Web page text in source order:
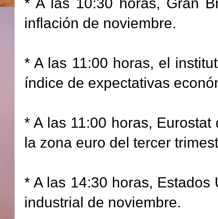
inflación de noviembre.
* A las 11:00 horas, el
índice de expectativas
* A las 11:00 horas,
la zona euro del tercer
* A las 14:30 horas,
industrial de noviembre.